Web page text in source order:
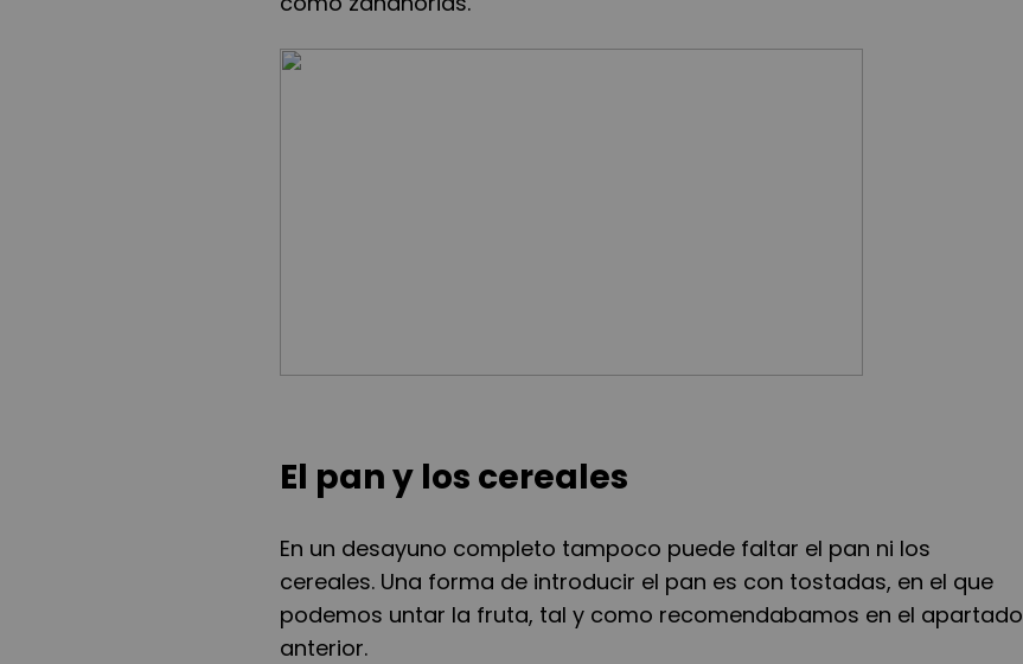
El pan y los cereales
En un desayuno completo tampoco puede faltar el pan ni los
cereales. Una forma de introducir el pan es con tostadas, en el que
podemos untar la fruta, tal y como recomendabamos en el apartado
anterior.